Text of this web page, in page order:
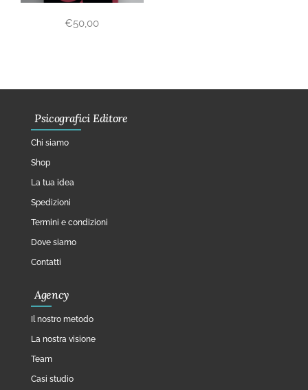
€50,00
Psicografici Editore
Chi siamo
Shop
La tua idea
Spedizioni
Termini e condizioni
Dove siamo
Contatti
Agency
Il nostro metodo
La nostra visione
Team
Casi studio